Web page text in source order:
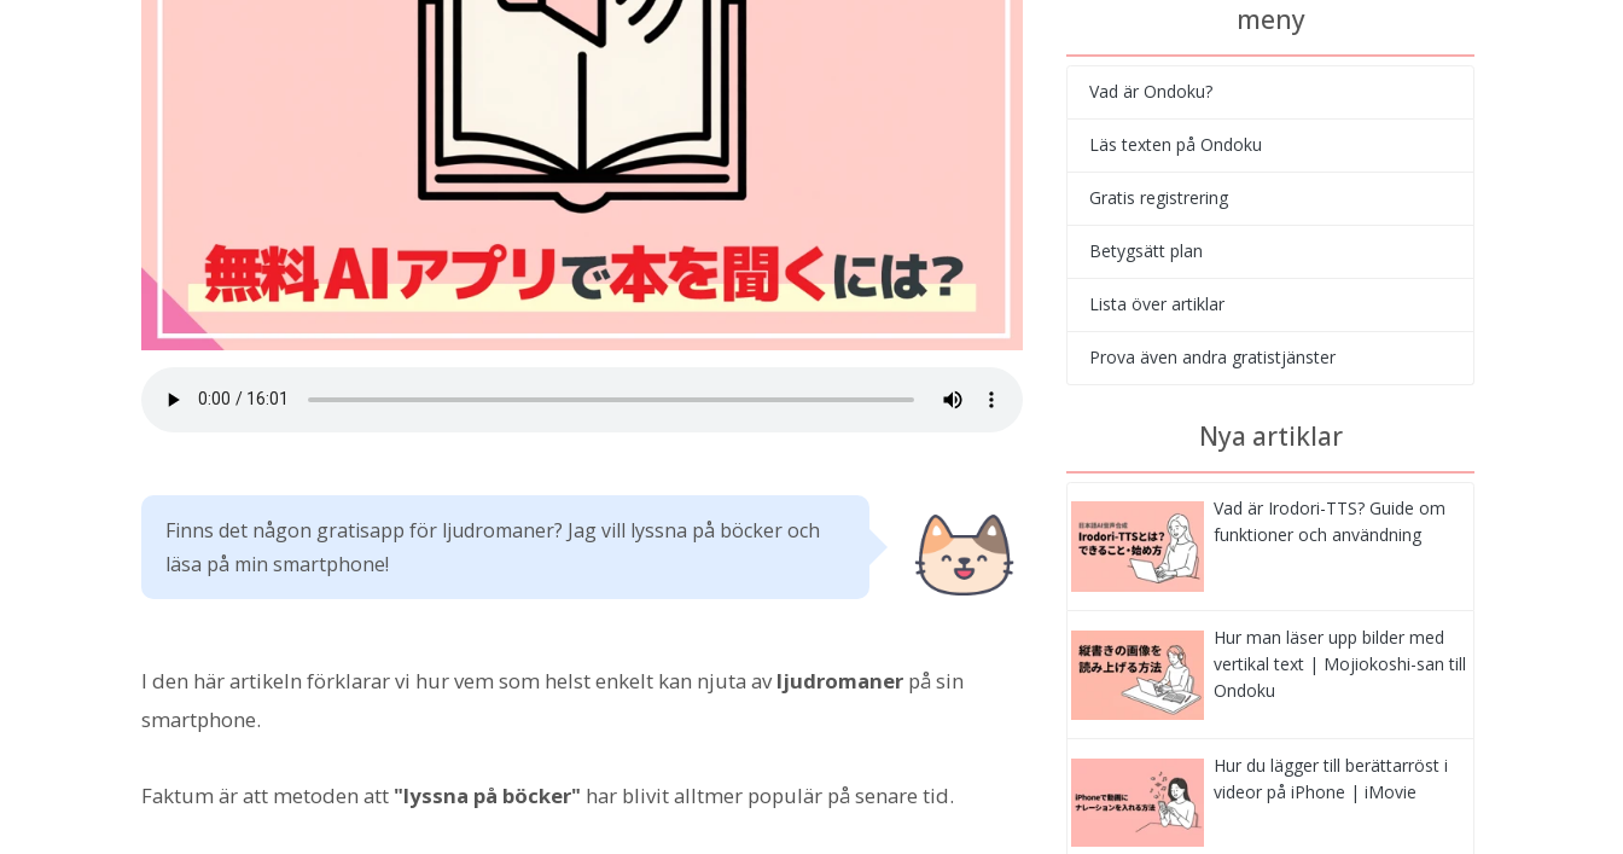
Finns det någon gratisapp för ljudromaner? Jag vill lyssna på böcker och
läsa på min smartphone!
I den här artikeln förklarar vi hur vem som helst enkelt kan njuta avljudromaner på sin
smartphone.
Faktum är att metoden att "lyssna på böcker" har blivit alltmer populär på senare tid.
meny
Vad är Ondoku?
Läs texten på Ondoku
Gratis registrering
Betygsätt plan
Lista över artiklar
Prova även andra gratistjänster
Nya artiklar
Vad är Irodori-TTS? Guide om
funktioner och användning
Hur man läser upp bilder med
vertikal text | Mojiokoshi-san till
Ondoku
Hur du lägger till berättarröst i
videor på iPhone | iMovie